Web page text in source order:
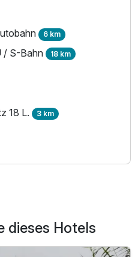
6 km
/ S-Bahn 18 km
18 L. 3 km
dieses Hotels